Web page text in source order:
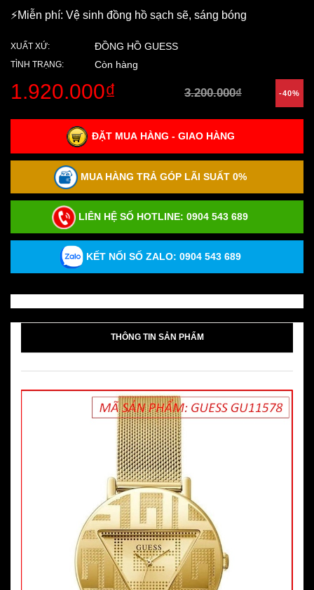
⚡️Miễn phí: Vệ sinh đồng hồ sạch sẽ, sáng bóng
XUẤT XỨ: ĐỒNG HỒ GUESS
TÌNH TRẠNG: Còn hàng
1.920.000₫ 3.200.000₫ -40%
ĐẶT MUA HÀNG - GIAO HÀNG
MUA HÀNG TRẢ GÓP LÃI SUẤT 0%
LIÊN HỆ SỐ HOTLINE: 0904 543 689
KẾT NỐI SỐ ZALO: 0904 543 689
THÔNG TIN SẢN PHẨM